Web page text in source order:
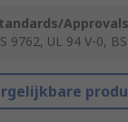
Approvals
9762, UL 94 V-0,